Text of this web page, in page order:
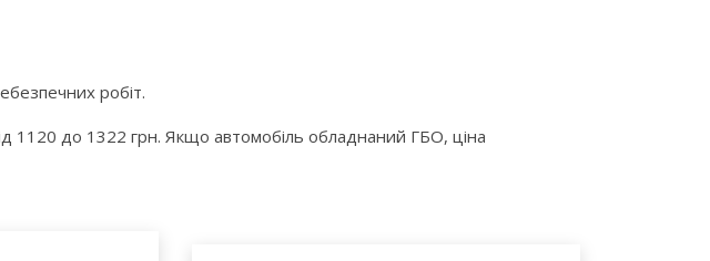
робіт.
1120 до 1322 грн. Якщо автомобіль обладнаний ГБО, ціна